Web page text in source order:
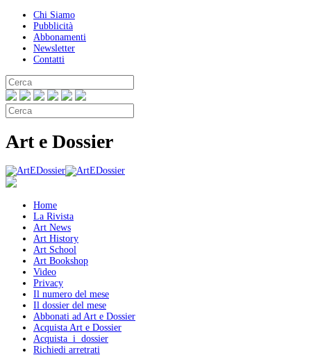
Chi Siamo
Pubblicità
Abbonamenti
Newsletter
Contatti
Art e Dossier
Home
La Rivista
Art News
Art History
Art School
Art Bookshop
Video
Privacy
Il numero del mese
Il dossier del mese
Abbonati ad Art e Dossier
Acquista Art e Dossier
Acquista i dossier
Richiedi arretrati